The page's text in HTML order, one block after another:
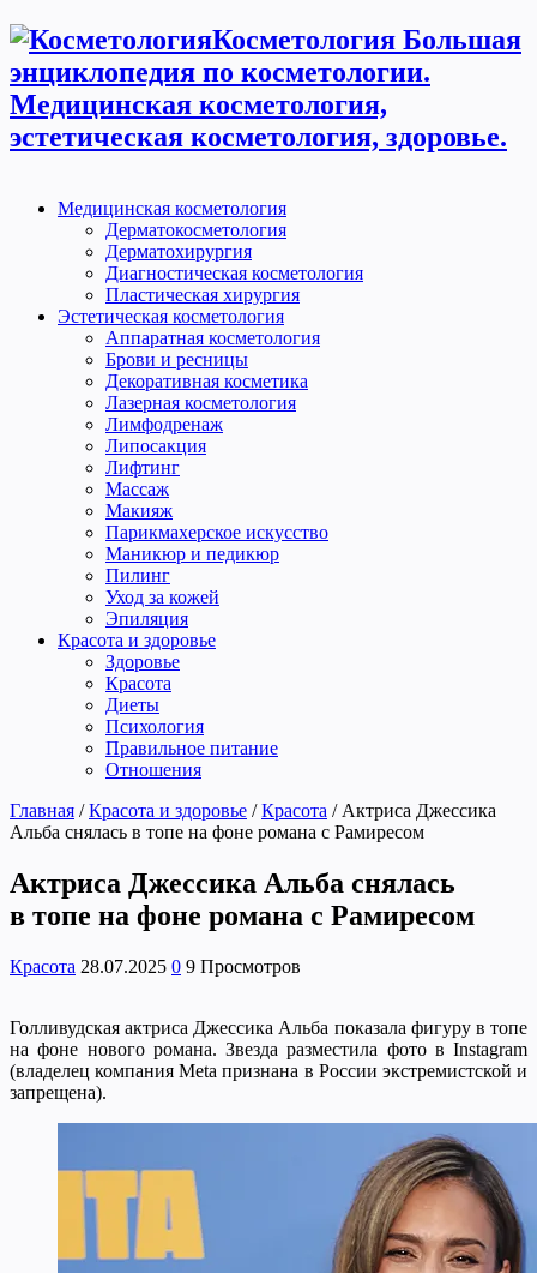
Косметология Большая
энциклопедия по косметологии.
Медицинская косметология,
эстетическая косметология, здоровье.
Медицинская косметология
Дерматокосметология
Дерматохирургия
Диагностическая косметология
Пластическая хирургия
Эстетическая косметология
Аппаратная косметология
Брови и ресницы
Декоративная косметика
Лазерная косметология
Лимфодренаж
Липосакция
Лифтинг
Массаж
Макияж
Парикмахерское искусство
Маникюр и педикюр
Пилинг
Уход за кожей
Эпиляция
Красота и здоровье
Здоровье
Красота
Диеты
Психология
Правильное питание
Отношения
Главная / Красота и здоровье / Красота / Актриса Джессика
Альба снялась в топе на фоне романа с Рамиресом
Актриса Джессика Альба снялась
в топе на фоне романа с Рамиресом
Красота 28.07.2025 0 9 Просмотров
Голливудская актриса Джессика Альба показала фигуру в топе
на фоне нового романа. Звезда разместила фото в Instagram
(владелец компания Meta признана в России экстремистской и
запрещена).